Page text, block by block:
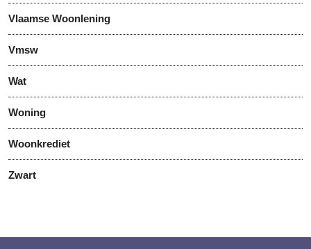
Vlaamse Woonlening
Vmsw
Wat
Woning
Woonkrediet
Zwart